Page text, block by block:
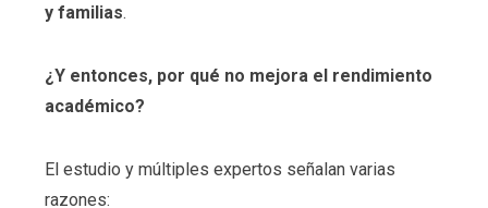
y familias.
¿Y entonces, por qué no mejora el rendimiento
académico?
El estudio y múltiples expertos señalan varias
razones: